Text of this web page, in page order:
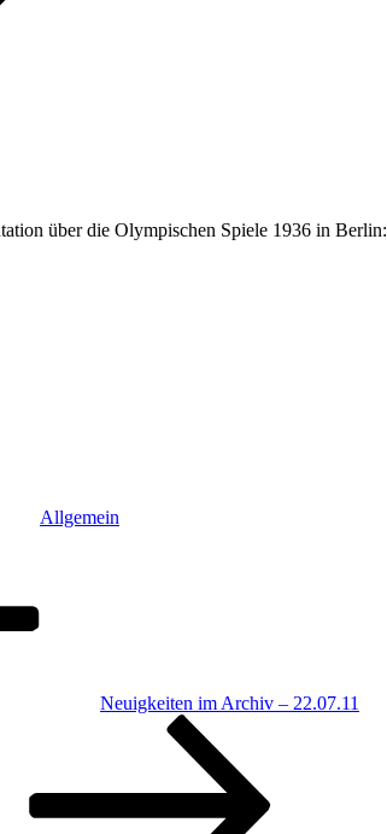
über die Olympischen Spiele 1936 in Berlin:
Allgemein
Neuigkeiten im Archiv – 22.07.11